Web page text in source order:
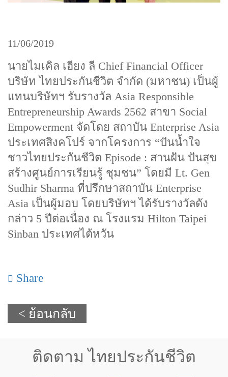
11/06/2019
นายไมเคิล เฮียง ลี Chief Financial Officer
บริษัท ไทยประกันชีวิต จำกัด (มหาชน) เป็นผู้
แทนบริษัทฯ รับรางวัล Asia Responsible
Entrepreneurship Awards 2562 สาขา Social
Empowerment จัดโดย สถาบัน Enterprise Asia
ประเทศสิงคโปร์ จากโครงการ “ปันน้ำใจ
ชาวไทยประกันชีวิต Episode : สานฝัน ปันสุข
สร้างศูนย์การเรียนรู้ ชุมชน” โดยมี Lt. Gen
Sudhir Sharma ที่ปรึกษาสถาบัน Enterprise
Asia เป็นผู้มอบ โดยบริษัทฯ ได้รับรางวัลดัง
กล่าว 5 ปีต่อเนื่อง ณ โรงแรม Hilton Taipei
Sinban ประเทศไต้หวัน
Share
< ย้อนกลับ
ติดตาม ไทยประกันชีวิต